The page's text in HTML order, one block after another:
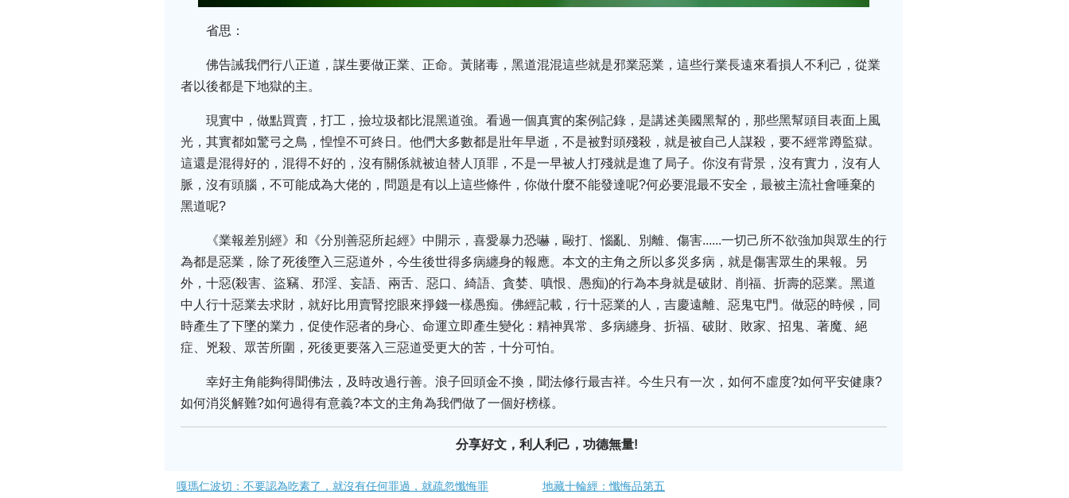
省思：
佛告誡我們行八正道，謀生要做正業、正命。黃賭毒，黑道混混這些就是邪業惡業，這些行業長遠來看損人不利己，從業
者以後都是下地獄的主。
現實中，做點買賣，打工，撿垃圾都比混黑道強。看過一個真實的案例記錄，是講述美國黑幫的，那些黑幫頭目表面上風
光，其實都如驚弓之鳥，惶惶不可終日。他們大多數都是壯年早逝，不是被對頭殘殺，就是被自己人謀殺，要不經常蹲監獄。
這還是混得好的，混得不好的，沒有關係就被迫替人頂罪，不是一早被人打殘就是進了局子。你沒有背景，沒有實力，沒有人
脈，沒有頭腦，不可能成為大佬的，問題是有以上這些條件，你做什麼不能發達呢?何必要混最不安全，最被主流社會唾棄的
黑道呢?
《業報差別經》和《分別善惡所起經》中開示，喜愛暴力恐嚇，毆打、惱亂、別離、傷害......一切己所不欲強加與眾生的行
為都是惡業，除了死後墮入三惡道外，今生後世得多病纏身的報應。本文的主角之所以多災多病，就是傷害眾生的果報。另
外，十惡(殺害、盜竊、邪淫、妄語、兩舌、惡口、綺語、貪婪、嗔恨、愚痴)的行為本身就是破財、削福、折壽的惡業。黑道
中人行十惡業去求財，就好比用賣腎挖眼來掙錢一樣愚痴。佛經記載，行十惡業的人，吉慶遠離、惡鬼屯門。做惡的時候，同
時產生了下墜的業力，促使作惡者的身心、命運立即產生變化：精神異常、多病纏身、折福、破財、敗家、招鬼、著魔、絕
症、兇殺、眾苦所圍，死後更要落入三惡道受更大的苦，十分可怕。
幸好主角能夠得聞佛法，及時改過行善。浪子回頭金不換，聞法修行最吉祥。今生只有一次，如何不虛度?如何平安健康?
如何消災解難?如何過得有意義?本文的主角為我們做了一個好榜樣。
分享好文，利人利己，功德無量!
嘎瑪仁波切：不要認為吃素了，就沒有任何罪過，就疏忽懺悔罪 地藏十輪經：懺悔品第五